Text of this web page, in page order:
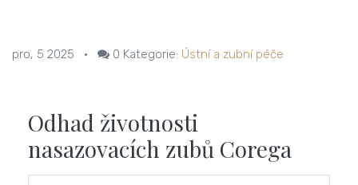
pro, 5 2025 • 0 Kategorie: Ústní a zubní péče
Odhad životnosti
nasazovacích zubů Corega